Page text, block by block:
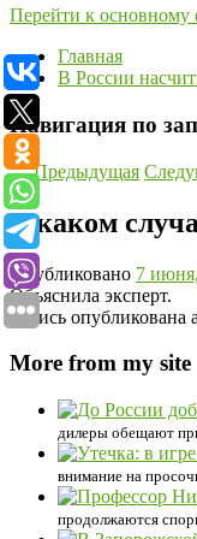
Перейти к
Главная
В России
Навигация по
←Предыдущая
В каком
Опубликовано 7
Объяснила эксперт.
Запись опубликована
More from my site
дилеры обещают
внимание на
продолжаются